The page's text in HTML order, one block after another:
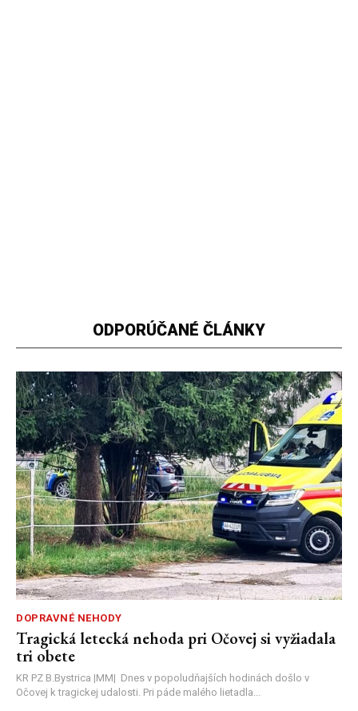
ODPORÚČANÉ ČLÁNKY
DOPRAVNÉ NEHODY
Tragická letecká nehoda pri Očovej si vyžiadala
tri obete
KR PZ B.Bystrica |MM| Dnes v popoludňajších hodinách došlo v
Očovej k tragickej udalosti. Pri páde malého lietadla...